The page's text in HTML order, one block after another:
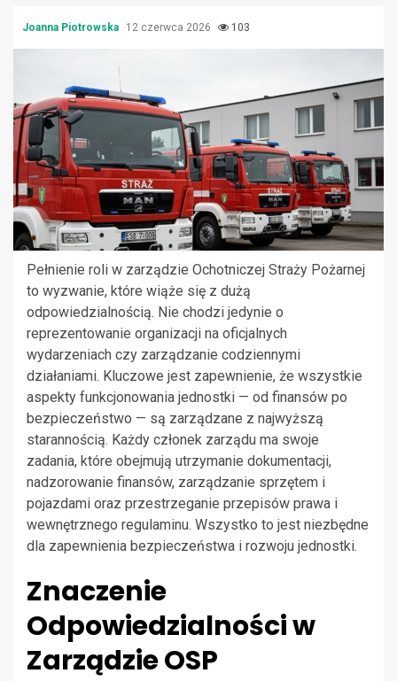
Joanna Piotrowska 12 czerwca 2026 103
Pełnienie roli w zarządzie Ochotniczej Straży Pożarnej
to wyzwanie, które wiąże się z dużą
odpowiedzialnością. Nie chodzi jedynie o
reprezentowanie organizacji na oficjalnych
wydarzeniach czy zarządzanie codziennymi
działaniami. Kluczowe jest zapewnienie, że wszystkie
aspekty funkcjonowania jednostki — od finansów po
bezpieczeństwo — są zarządzane z najwyższą
starannością. Każdy członek zarządu ma swoje
zadania, które obejmują utrzymanie dokumentacji,
nadzorowanie finansów, zarządzanie sprzętem i
pojazdami oraz przestrzeganie przepisów prawa i
wewnętrznego regulaminu. Wszystko to jest niezbędne
dla zapewnienia bezpieczeństwa i rozwoju jednostki.
Znaczenie
Odpowiedzialności w
Zarządzie OSP